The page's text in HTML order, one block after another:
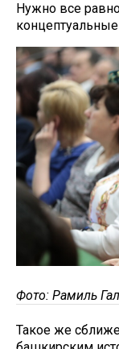
Нужно все
Фото: Рамиль
Такое же